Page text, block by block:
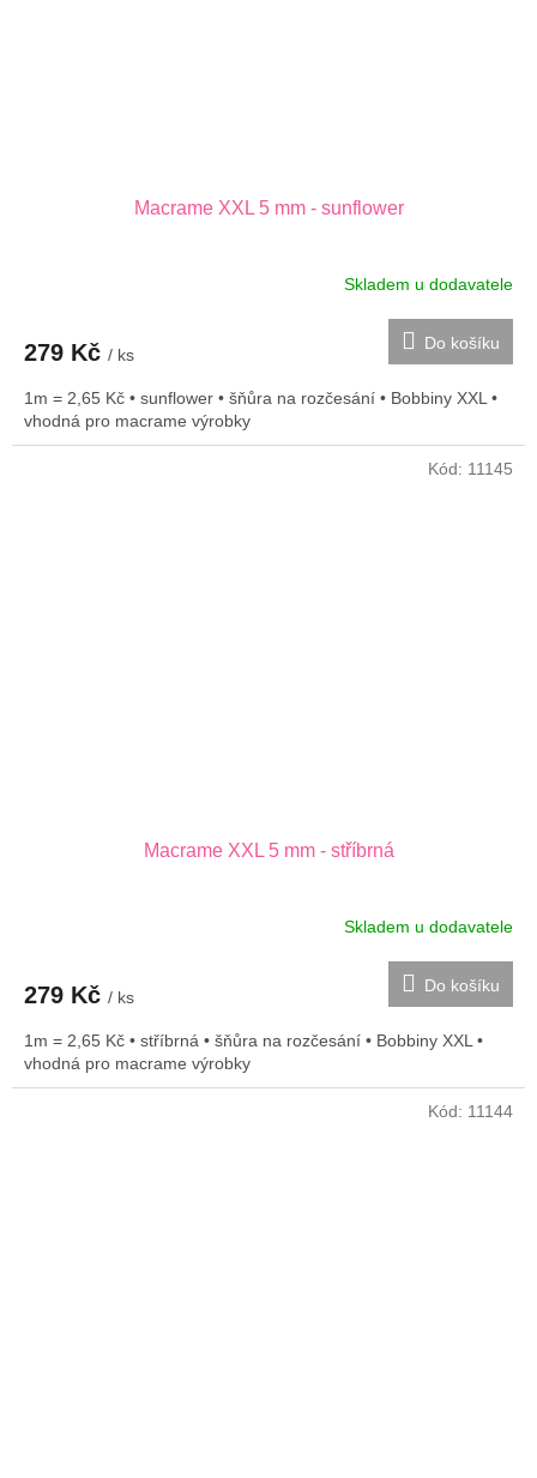
Macrame XXL 5 mm - sunflower
Skladem u dodavatele
279 Kč / ks
Do košíku
1m = 2,65 Kč • sunflower • šňůra na rozčesání • Bobbiny XXL •
vhodná pro macrame výrobky
Macrame XXL 5 mm - stříbrná
Skladem u dodavatele
279 Kč / ks
Do košíku
1m = 2,65 Kč • stříbrná • šňůra na rozčesání • Bobbiny XXL •
vhodná pro macrame výrobky
Kód: 11145
Kód: 11144